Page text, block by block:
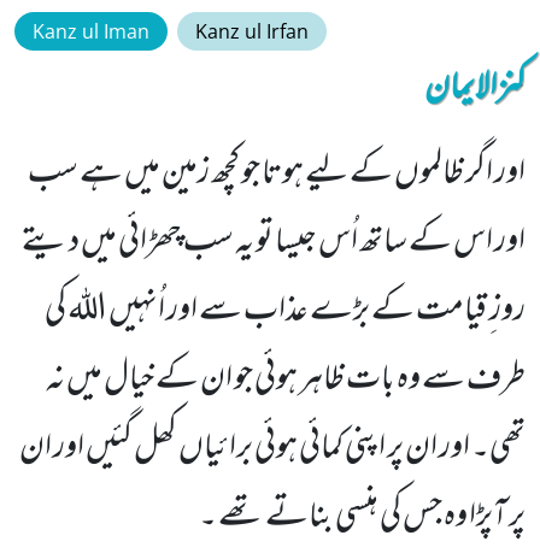
Kanz ul Iman Kanz ul Irfan
کنزالایمان
اور اگر ظالموں کے لیے ہوتا جو کچھ زمین میں ہے سب
اور اس کے ساتھ اُس جیسا تو یہ سب چھڑائی میں دیتے
روز ِ قیامت کے بڑے عذاب سے اور اُنہیں اللہ کی
طرف سے وہ بات ظاہر ہوئی جو ان کے خیال میں نہ
تھی۔ اور ان پر اپنی کمائی ہوئی برائیاں کھل گئیں اور ان
پر آپڑا وہ جس کی ہنسی بناتے تھے ۔